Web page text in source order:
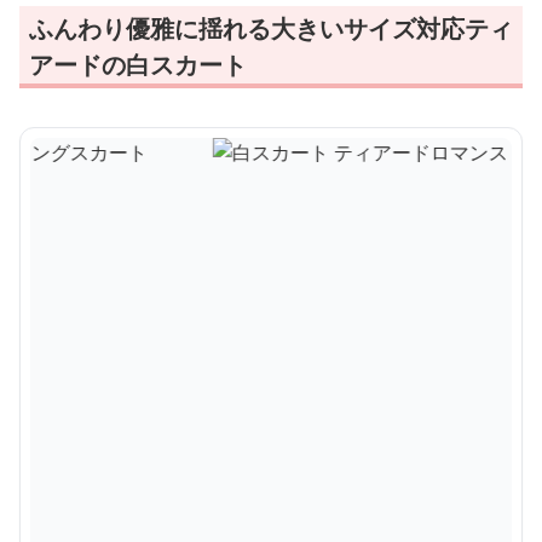
ふんわり優雅に揺れる大きいサイズ対応ティ
アードの白スカート